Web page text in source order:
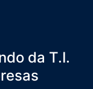
da T.I.